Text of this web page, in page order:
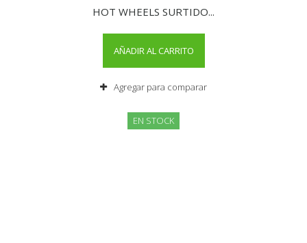
HOT WHEELS SURTIDO...
AÑADIR AL CARRITO
Agregar para comparar
EN STOCK